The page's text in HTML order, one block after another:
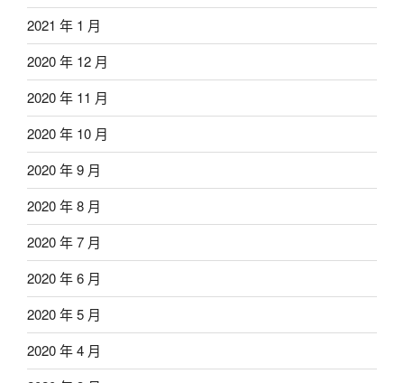
2021 年 1 月
2020 年 12 月
2020 年 11 月
2020 年 10 月
2020 年 9 月
2020 年 8 月
2020 年 7 月
2020 年 6 月
2020 年 5 月
2020 年 4 月